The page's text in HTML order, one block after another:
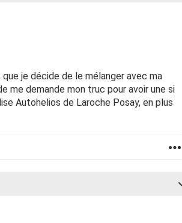
je décide de le mélanger avec ma
me demande mon truc pour avoir une si
Autohelios de Laroche Posay, en plus